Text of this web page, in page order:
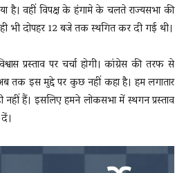
है। वहीं विपक्ष के हंगामे के चलते राज्यसभा की
भी दोपहर 12 बजे तक स्थगित कर दी गई थी।
प्रस्ताव पर चर्चा होगी। कांग्रेस की तरफ से
अब तक इस मुद्दे पर कुछ नहीं कहा है। हम लगातार
हैं। इसलिए हमने लोकसभा में स्थगन प्रस्ताव